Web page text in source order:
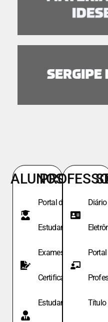
ALUNOS
Portal do
Estudante
Exames de
Certificação
Estudante
Diário
Portal
Título